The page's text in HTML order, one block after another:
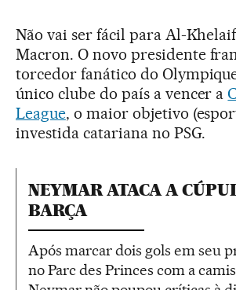
Não vai ser fácil para Al-
Macron. O novo presidente
torcedor fanático do
único clube do país a vencer a
League, o maior objetivo
investida catariana no PSG.
NEYMAR ATACA A
BARÇA
Após marcar dois gols em seu
no Parc des Princes com a